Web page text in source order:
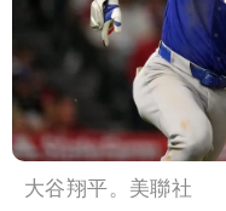
大谷翔平。美聯社